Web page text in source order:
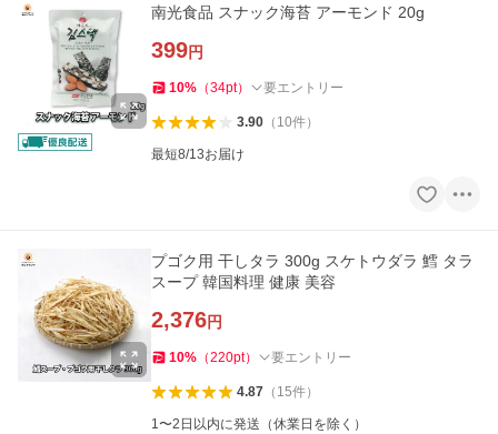
南光食品 スナック海苔 アーモンド 20g
399円
10% （34pt） 要エントリー
3.90（ 10件）
最短8/13お届け
プゴク用 干しタラ 300g スケトウダラ 鱈 タラ
スープ 韓国料理 健康 美容
2,376円
10% （220pt） 要エントリー
4.87（ 15件）
1〜2日以内に発送（休業日を除く）